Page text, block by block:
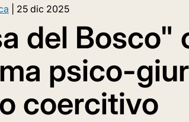
25 dic 2025
del Bosco"
psico-
coercitivo